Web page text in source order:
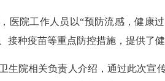
院工作人员以“预防流感，健康过
接种疫苗等重点防控措施，提供了
院相关负责人介绍，通过此次宣传